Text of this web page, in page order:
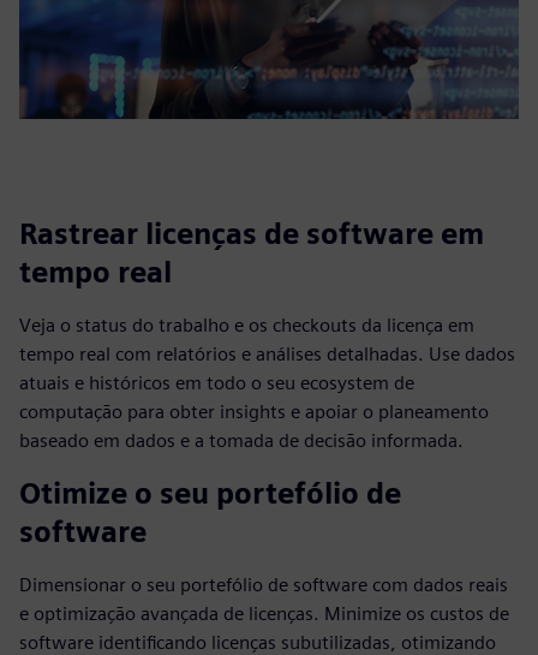
Rastrear licenças de software em
tempo real
Veja o status do trabalho e os checkouts da licença em
tempo real com relatórios e análises detalhadas. Use dados
atuais e históricos em todo o seu ecosystem de
computação para obter insights e apoiar o planeamento
baseado em dados e a tomada de decisão informada.
Otimize o seu portefólio de
software
Dimensionar o seu portefólio de software com dados reais
e optimização avançada de licenças. Minimize os custos de
software identificando licenças subutilizadas, otimizando